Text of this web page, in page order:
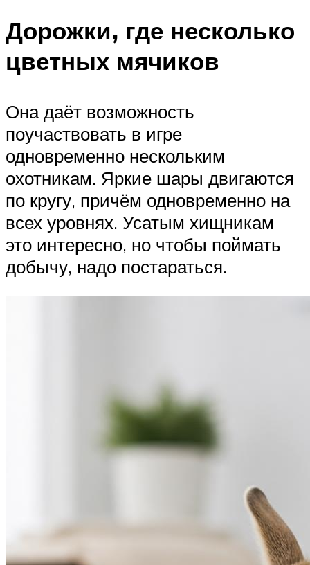
Дорожки, где несколько
цветных мячиков
Она даёт возможность
поучаствовать в игре
одновременно нескольким
охотникам. Яркие шары двигаются
по кругу, причём одновременно на
всех уровнях. Усатым хищникам
это интересно, но чтобы поймать
добычу, надо постараться.